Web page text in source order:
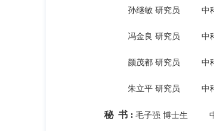
孙继敏 研究员 中科院地
冯金良 研究员 中科院
颜茂都 研究员 中科院
朱立平 研究员 中科院
秘 书 : 毛子强 博士生 中